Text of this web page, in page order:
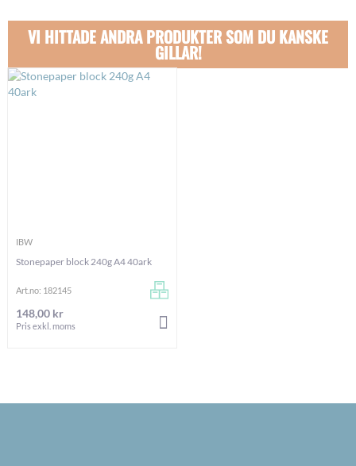
VI HITTADE ANDRA PRODUKTER SOM DU KANSKE
GILLAR!
IBW
Stonepaper block 240g A4 40ark
Art.no: 182145
148,00 kr
Pris exkl. moms